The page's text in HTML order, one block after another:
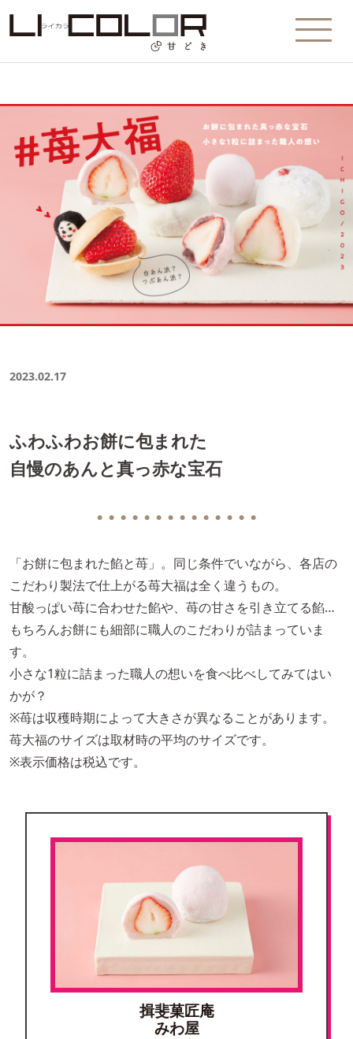
2023.02.17
ふわふわお餅に包まれた
自慢のあんと真っ赤な宝石
● ● ● ● ● ● ● ● ● ● ● ● ● ●
「お餅に包まれた餡と苺」。同じ条件でいながら、各店の
こだわり製法で仕上がる苺大福は全く違うもの。
甘酸っぱい苺に合わせた餡や、苺の甘さを引き立てる餡…
もちろんお餅にも細部に職人のこだわりが詰まっていま
す。
小さな1粒に詰まった職人の想いを食べ比べしてみてはい
かが？
※苺は収穫時期によって大きさが異なることがあります。
苺大福のサイズは取材時の平均のサイズです。
※表示価格は税込です。
揖斐菓匠庵
みわ屋